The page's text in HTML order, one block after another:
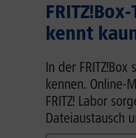
kennt
In der
kennen. Online-
FRITZ! Labor
Dateiaustausch